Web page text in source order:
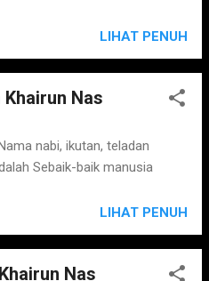
LIHAT PENUH
Nas
nabi, ikutan, teladan
Sebaik-baik manusia
LIHAT PENUH
Nas